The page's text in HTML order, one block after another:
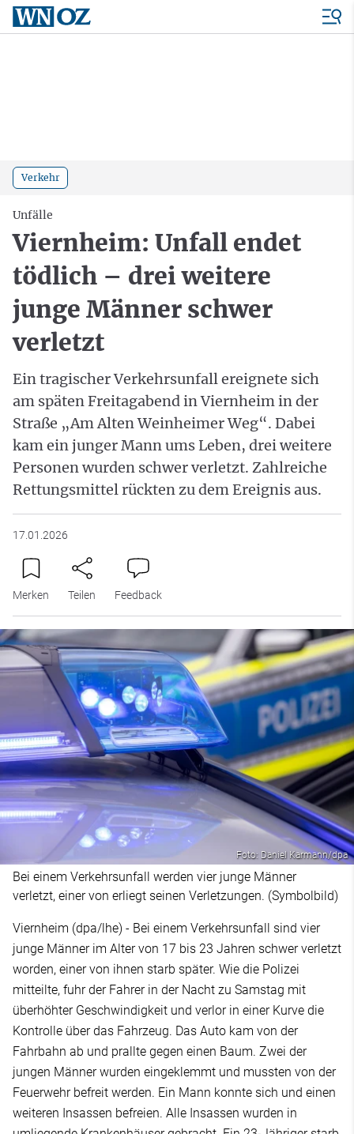
Verkehr
Unfälle
Viernheim: Unfall endet
tödlich – drei weitere
junge Männer schwer
verletzt
Ein tragischer Verkehrsunfall ereignete sich
am späten Freitagabend in Viernheim in der
Straße „Am Alten Weinheimer Weg“. Dabei
kam ein junger Mann ums Leben, drei weitere
Personen wurden schwer verletzt. Zahlreiche
Rettungsmittel rückten zu dem Ereignis aus.
17.01.2026
Merken Teilen Feedback
Foto: Daniel Karmann/dpa
Bei einem Verkehrsunfall werden vier junge Männer
verletzt, einer von erliegt seinen Verletzungen. (Symbolbild)
Viernheim (dpa/lhe) - Bei einem Verkehrsunfall sind vier
junge Männer im Alter von 17 bis 23 Jahren schwer verletzt
worden, einer von ihnen starb später. Wie die Polizei
mitteilte, fuhr der Fahrer in der Nacht zu Samstag mit
überhöhter Geschwindigkeit und verlor in einer Kurve die
Kontrolle über das Fahrzeug. Das Auto kam von der
Fahrbahn ab und prallte gegen einen Baum. Zwei der
jungen Männer wurden eingeklemmt und mussten von der
Feuerwehr befreit werden. Ein Mann konnte sich und einen
weiteren Insassen befreien. Alle Insassen wurden in